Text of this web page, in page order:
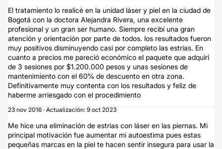
El tratamiento lo realicé en la unidad láser y piel en la ciudad de
Bogotá con la doctora Alejandra Rivera, una excelente
profesional y un gran ser humano. Siempre recibí una gran
atención y orientación por parte de todos. los resultados fueron
muy positivos disminuyendo casi por completo las estrías. En
cuanto a precios me pareció económico el paquete que adquirí
de 3 sesiones por $1.200.000 pesos y unas sesiones de
mantenimiento con el 60℅ de descuento en otra zona.
Definitivamente muy contenta con los resultados y feliz de
haberme arriesgado con el procedimiento
23 nov 2016 · Actualización: 9 oct 2023
Me hice una eliminación de estrías con láser en las piernas. Mi
principal motivación fue aumentar mi autoestima pues estas
pequeñas marcas en la piel te hacen sentir insegura para usar la